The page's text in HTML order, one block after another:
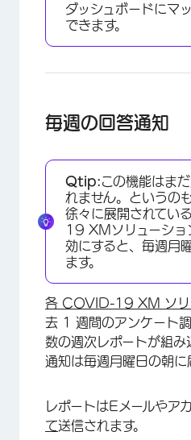
ダッシュボードにマ
できます。
毎週の回答通知
Qtip:この機能はま
れません。というの
徐々に展開されてい
19 XMソリューショ
効にすると、毎週月
ます。
各 COVID-19 XM ソリ
去 1 週間のアンケート
数の週次レポートが組み
通知は毎週月曜日の朝に
レポートはEメールやア
て送信されます。